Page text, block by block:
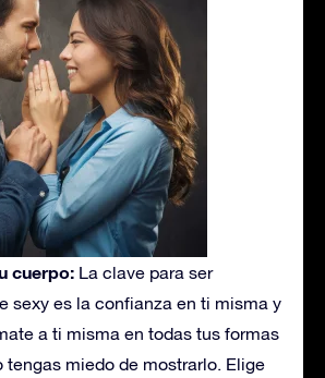
cuerpo: La clave para ser
sexy es la confianza en ti misma y
a ti misma en todas tus formas
tengas miedo de mostrarlo. Elige